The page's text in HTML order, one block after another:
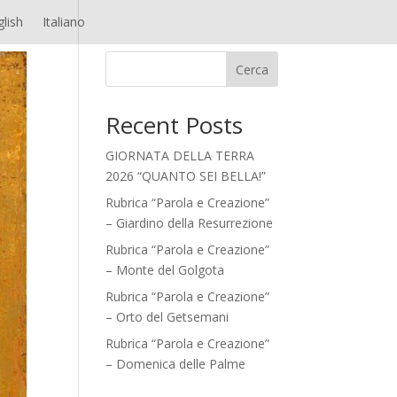
Italiano
Cerca
Recent Posts
GIORNATA DELLA TERRA
2026 “QUANTO SEI BELLA!”
Rubrica “Parola e Creazione”
– Giardino della Resurrezione
Rubrica “Parola e Creazione”
– Monte del Golgota
Rubrica “Parola e Creazione”
– Orto del Getsemani
Rubrica “Parola e Creazione”
– Domenica delle Palme